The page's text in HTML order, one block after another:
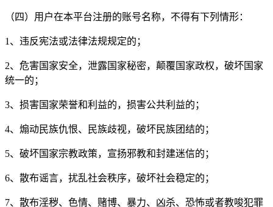
（四）用户在本平台注册的账号名称，不得有下列情形：
1、违反宪法或法律法规规定的；
2、危害国家安全，泄露国家秘密，颠覆国家政权，破坏国家
统一的；
3、损害国家荣誉和利益的，损害公共利益的；
4、煽动民族仇恨、民族歧视，破坏民族团结的；
5、破坏国家宗教政策，宣扬邪教和封建迷信的；
6、散布谣言，扰乱社会秩序，破坏社会稳定的；
7、散布淫秽、色情、赌博、暴力、凶杀、恐怖或者教唆犯罪